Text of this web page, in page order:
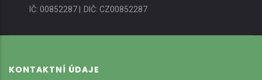
IČ: 00852287 |
DIČ: CZ00852287
KONTAKTNÍ ÚDAJE